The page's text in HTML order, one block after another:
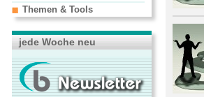
Themen & Tools
jede Woche neu